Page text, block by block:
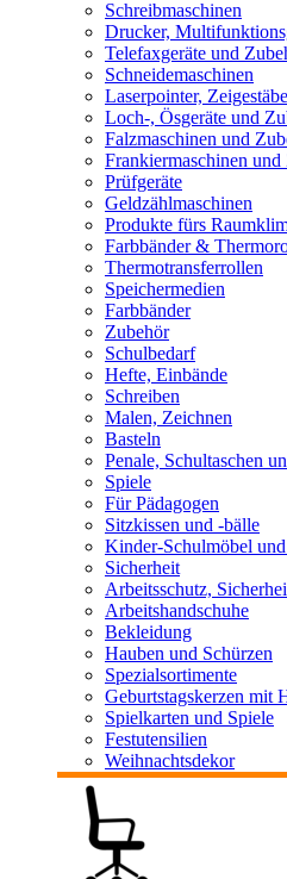
Schreibmaschinen
Drucker,
Telefaxgeräte und
Schneidemaschinen
Laserpointer, Zeigestäbe
Loch-, Ösgeräte und
Falzmaschinen und
Frankiermaschinen und
Prüfgeräte
Geldzählmaschinen
Produkte fürs
Farbbänder &
Thermotransferrollen
Speichermedien
Farbbänder
Zubehör
Schulbedarf
Hefte, Einbände
Schreiben
Malen, Zeichnen
Basteln
Penale, Schultaschen
Spiele
Für Pädagogen
Sitzkissen und -bälle
Kinder-Schulmöbel
Sicherheit
Arbeitsschutz,
Arbeitshandschuhe
Bekleidung
Hauben und Schürzen
Spezialsortimente
Geburtstagskerzen mit
Spielkarten und Spiele
Festutensilien
Weihnachtsdekor